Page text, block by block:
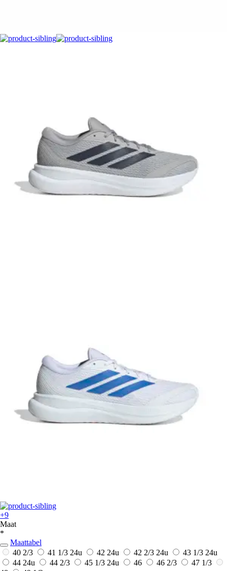
+9
Maat
*
Maattabel
40 2/3
41 1/3 24u 42 24u 42 2/3 24u 43 1/3 24u
44 24u 44 2/3 45 1/3 24u 46 46 2/3
47 1/3